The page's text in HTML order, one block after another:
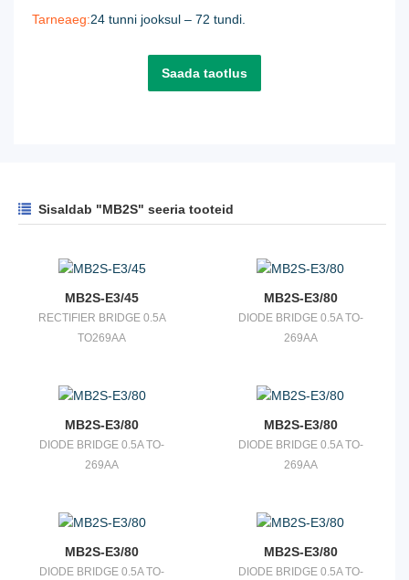
Tarneaeg:24 tunni jooksul – 72 tundi.
Saada taotlus
Sisaldab "MB2S" seeria tooteid
MB2S-E3/45
RECTIFIER BRIDGE 0.5A
TO269AA
MB2S-E3/80
DIODE BRIDGE 0.5A TO-
269AA
MB2S-E3/80
DIODE BRIDGE 0.5A TO-
269AA
MB2S-E3/80
DIODE BRIDGE 0.5A TO-
269AA
MB2S-E3/80
DIODE BRIDGE 0.5A TO-
MB2S-E3/80
DIODE BRIDGE 0.5A TO-